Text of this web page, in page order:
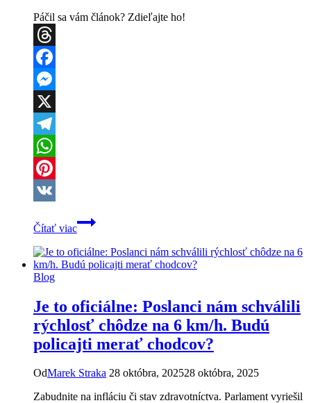
Páčil sa vám článok? Zdieľajte ho!
Threads
Facebook
Messenger
X
Telegram
WhatsApp
Pinterest
Čítať viac
Poriadne
mi
lebo
som
cesty.
Internetových
expertov
schladila
až
polícia?
Blog
Je to oficiálne: Poslanci nám schválili
rýchlosť chôdze na 6 km/h. Budú
policajti merať chodcov?
OdMarek Straka 28 októbra, 202528 októbra, 2025
Zabudnite na infláciu či stav zdravotníctva. Parlament vyriešil